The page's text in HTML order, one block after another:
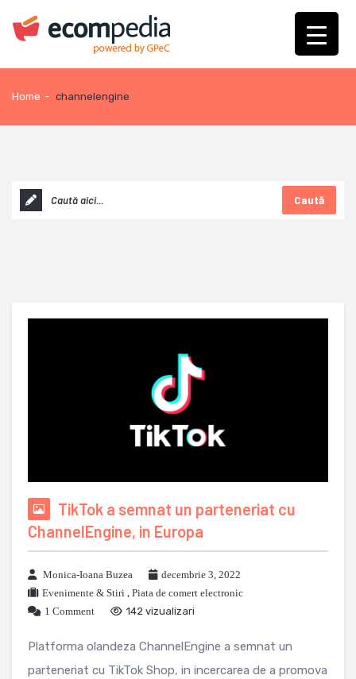
Home - channelengine
Caută
TikTok a semnat un parteneriat cu
ChannelEngine, in Europa
Monica-Ioana Buzea
decembrie 3, 2022
Evenimente & Stiri , Piata de comert electronic
1 Comment
142 vizualizari
Platforma olandeza ChannelEngine a semnat un
parteneriat cu TikTok Shop, in incercarea de a promova